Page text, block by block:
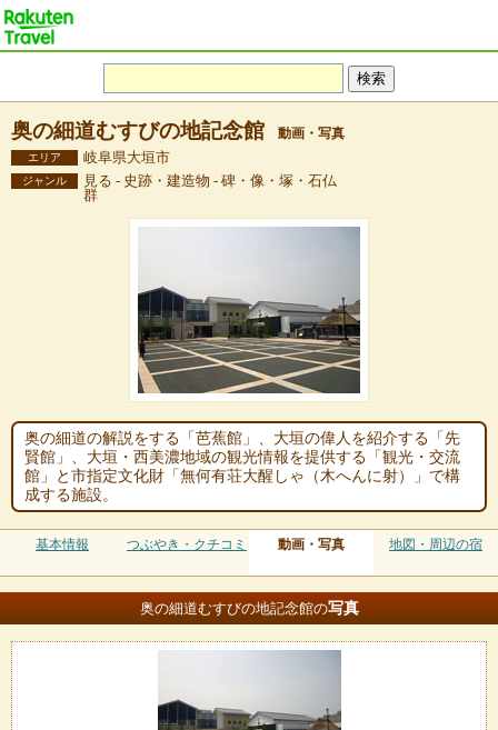
奥の細道むすびの地記念館 動画・写真
エリア 岐阜県大垣市
ジャンル
見る - 史跡・建造物 - 碑・像・塚・石仏
群
奥の細道の解説をする「芭蕉館」、大垣の偉人を紹介する「先
賢館」、大垣・西美濃地域の観光情報を提供する「観光・交流
館」と市指定文化財「無何有荘大醒しゃ（木へんに射）」で構
成する施設。
基本情報 つぶやき・クチコミ 動画・写真 地図・周辺の宿
奥の細道むすびの地記念館の写真